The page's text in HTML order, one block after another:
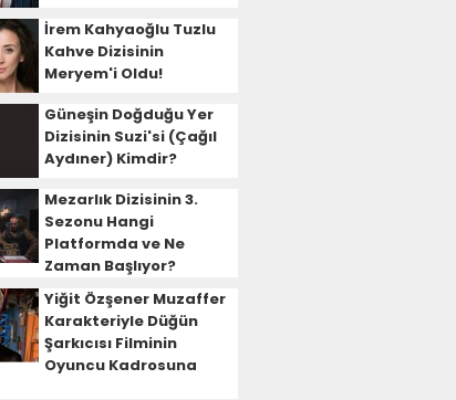
İrem Kahyaoğlu Tuzlu
Kahve Dizisinin
Meryem'i Oldu!
Güneşin Doğduğu Yer
Dizisinin Suzi'si (Çağıl
Aydıner) Kimdir?
Mezarlık Dizisinin 3.
Sezonu Hangi
Platformda ve Ne
Zaman Başlıyor?
Yiğit Özşener Muzaffer
Karakteriyle Düğün
Şarkıcısı Filminin
Oyuncu Kadrosuna